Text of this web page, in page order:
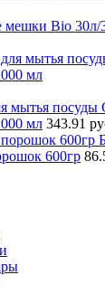
Bio 30л/
мытья
мл 343.91
600гр